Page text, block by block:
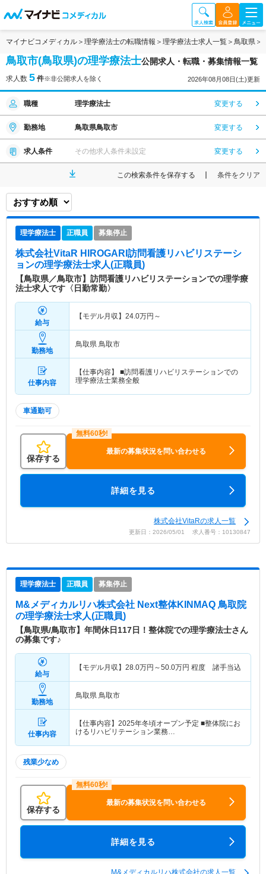
マイナビコメディカル 理学療法士の転職情報 理学療法士求人一覧 鳥取県
鳥取市(鳥取県)の理学療法士公開求人・転職・募集情報一覧
求人数 5 件※非公開求人を除く 2026年08月08日(土)更新
職種 理学療法士 変更する
勤務地 鳥取県鳥取市 変更する
求人条件 その他求人条件未設定 変更する
この検索条件を保存する 条件をクリア
理学療法士 正職員 募集停止
株式会社VitaR HIROGARI訪問看護リハビリステーシ
ョンの理学療法士求人(正職員)
【鳥取県／鳥取市】訪問看護リハビリステーションでの理学療
法士求人です〈日勤常勤〉
給与
【モデル月収】 24.0万円～
勤務地
鳥取県 鳥取市
仕事内容
【仕事内容】 ■訪問看護リハビリステーションでの
理学療法士業務全般
車通勤可
保存する
最新の募集状況を問い合わせる
詳細を見る
株式会社VitaRの求人一覧
更新日：2026/05/01 求人番号：10130847
理学療法士 正職員 募集停止
M&メディカルリハ株式会社 Next整体KINMAQ 鳥取院
の理学療法士求人(正職員)
【鳥取県/鳥取市】年間休日117日！整体院での理学療法士さん
の募集です♪
給与
【モデル月収】 28.0万円～50.0万円 程度 諸手当込
勤務地
鳥取県 鳥取市
仕事内容
【仕事内容】2025年冬頃オープン予定 ■整体院にお
けるリハビリテーション業務…
残業少なめ
保存する
最新の募集状況を問い合わせる
詳細を見る